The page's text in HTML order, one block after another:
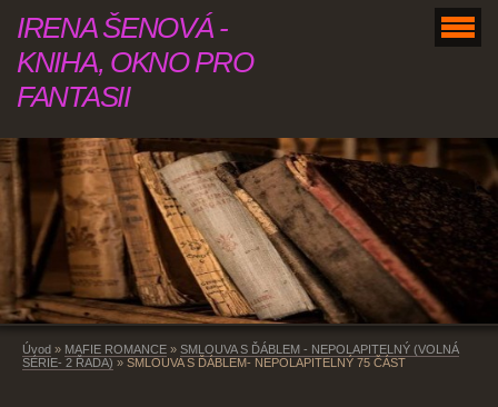
IRENA ŠENOVÁ -
KNIHA, OKNO PRO
FANTASII
Úvod » MAFIE ROMANCE » SMLOUVA S ĎÁBLEM - NEPOLAPITELNÝ (VOLNÁ
SÉRIE- 2 ŘADA) » SMLOUVA S ĎÁBLEM- NEPOLAPITELNÝ 75 ČÁST